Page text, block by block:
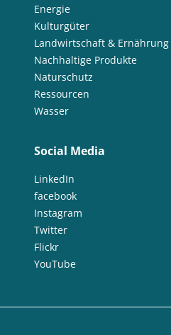
Energie
Kulturgüter
Landwirtschaft & Ernährung
Nachhaltige Produkte
Naturschutz
Ressourcen
Wasser
Social Media
LinkedIn
facebook
Instagram
Twitter
Flickr
YouTube